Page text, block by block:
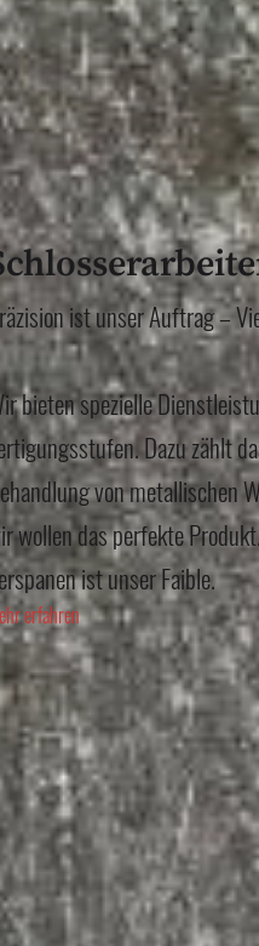
ist unser Auftrag –
bieten spezielle
Dazu zählt
von metallischen
wollen das perfekte
ist unser Faible.
erfahren